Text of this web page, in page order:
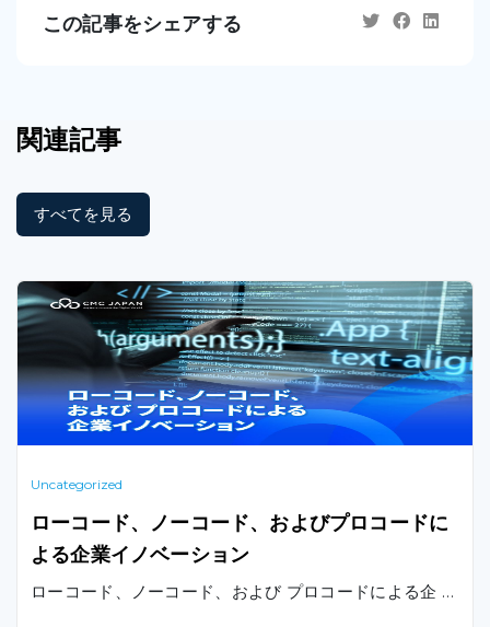
この記事をシェアする
関連記事
すべてを見る
Uncategorized
ローコード、ノーコード、およびプロコードに
よる企業イノベーション
ローコード、ノーコード、および プロコードによる企 …